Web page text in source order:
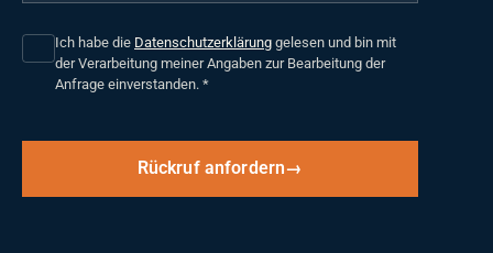
Ich habe die Datenschutzerklärung gelesen und bin mit
der Verarbeitung meiner Angaben zur Bearbeitung der
Anfrage einverstanden. *
Rückruf anfordern